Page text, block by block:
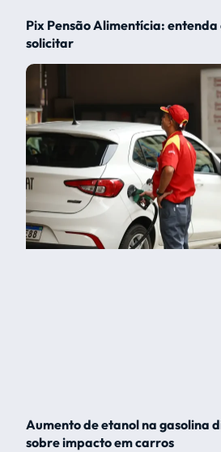
Pix Pensão Alimentícia: entenda
solicitar
Aumento de etanol na gasolina
sobre impacto em carros